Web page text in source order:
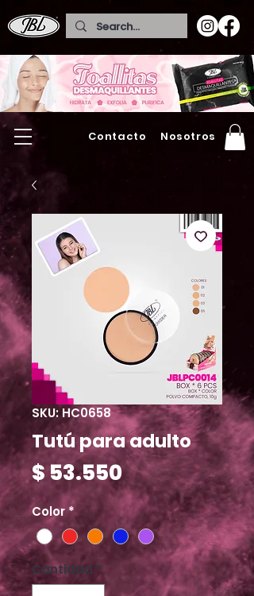
Contacto Nosotros
SKU: HC0658
Tutú para adulto
$ 53.550Precio
Color*
Cantidad *